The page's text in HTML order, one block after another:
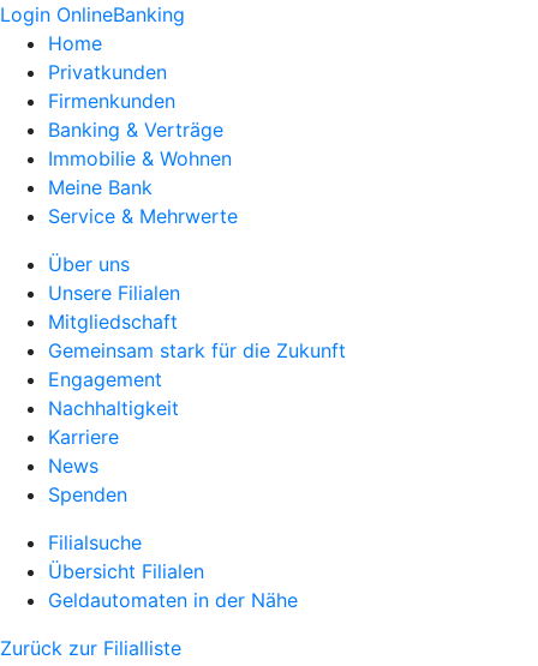
Login OnlineBanking
Home
Privatkunden
Firmenkunden
Banking & Verträge
Immobilie & Wohnen
Meine Bank
Service & Mehrwerte
Über uns
Unsere Filialen
Mitgliedschaft
Gemeinsam stark für die Zukunft
Engagement
Nachhaltigkeit
Karriere
News
Spenden
Filialsuche
Übersicht Filialen
Geldautomaten in der Nähe
Zurück zur Filialliste